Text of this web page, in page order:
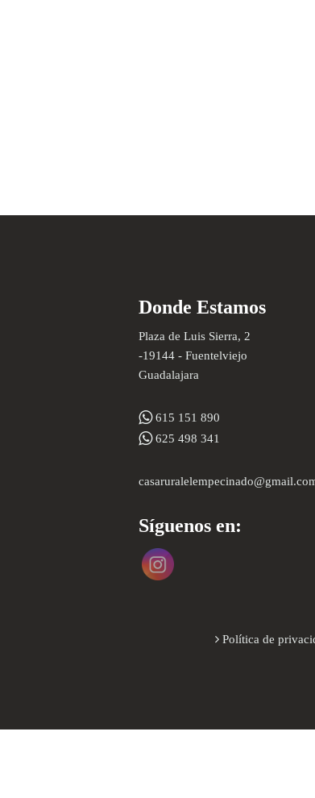
Donde Estamos
Plaza de Luis Sierra, 2
-19144 - Fuentelviejo
Guadalajara
615 151 890
625 498 341
Síguenos en:
Política de